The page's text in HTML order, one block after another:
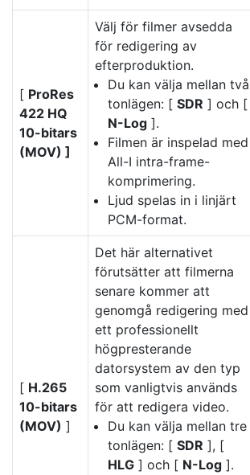
[ ProRes
422 HQ
10-bitars
(MOV) ]
Välj för filmer avsedda
för redigering av
efterproduktion.
Du kan välja mellan två
tonlägen: [ SDR ] och [
N-Log ].
Filmen är inspelad med
All-I intra-frame-
komprimering.
Ljud spelas in i linjärt
PCM-format.
[ H.265
10-bitars
(MOV) ]
Det här alternativet
förutsätter att filmerna
senare kommer att
genomgå redigering med
ett professionellt
högpresterande
datorsystem av den typ
som vanligtvis används
för att redigera video.
Du kan välja mellan tre
tonlägen: [ SDR ], [
HLG ] och [ N-Log ].